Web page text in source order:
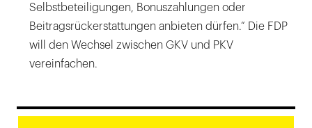
Selbstbeteiligungen, Bonuszahlungen oder
Beitragsrückerstattungen anbieten dürfen.“ Die FDP
will den Wechsel zwischen GKV und PKV
vereinfachen.